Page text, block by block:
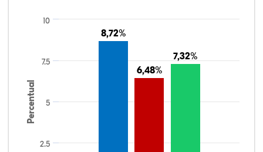
Percentual
8,72%
8,72%
6,48%
6,48%
7,32%
7,32%
2.5
5
7.5
10